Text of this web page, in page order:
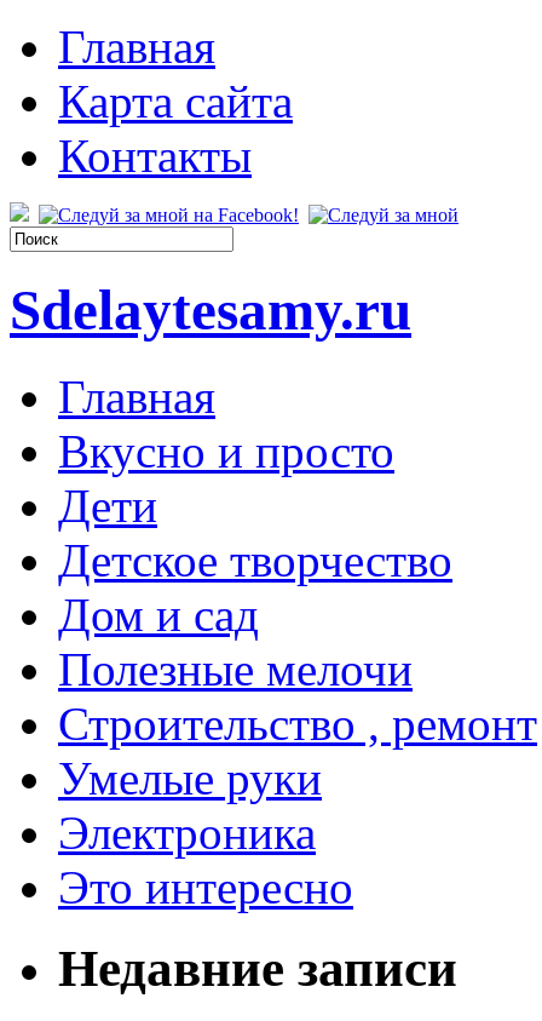
Главная
Карта сайта
Контакты
Sdelaytesamy.ru
Главная
Вкусно и просто
Дети
Детское творчество
Дом и сад
Полезные мелочи
Строительство , ремонт
Умелые руки
Электроника
Это интересно
Недавние записи